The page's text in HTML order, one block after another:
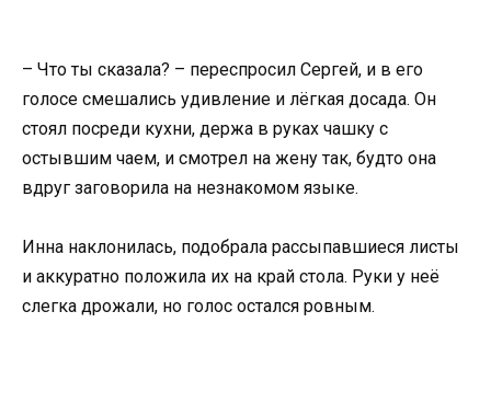
– Что ты сказала? – переспросил Сергей, и в его
голосе смешались удивление и лёгкая досада. Он
стоял посреди кухни, держа в руках чашку с
остывшим чаем, и смотрел на жену так, будто она
вдруг заговорила на незнакомом языке.
Инна наклонилась, подобрала рассыпавшиеся листы
и аккуратно положила их на край стола. Руки у неё
слегка дрожали, но голос остался ровным.